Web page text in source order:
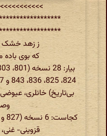
ز زهد خشک
که بوی باده
بی‌تاریخ) خانلری،
قزوینی-